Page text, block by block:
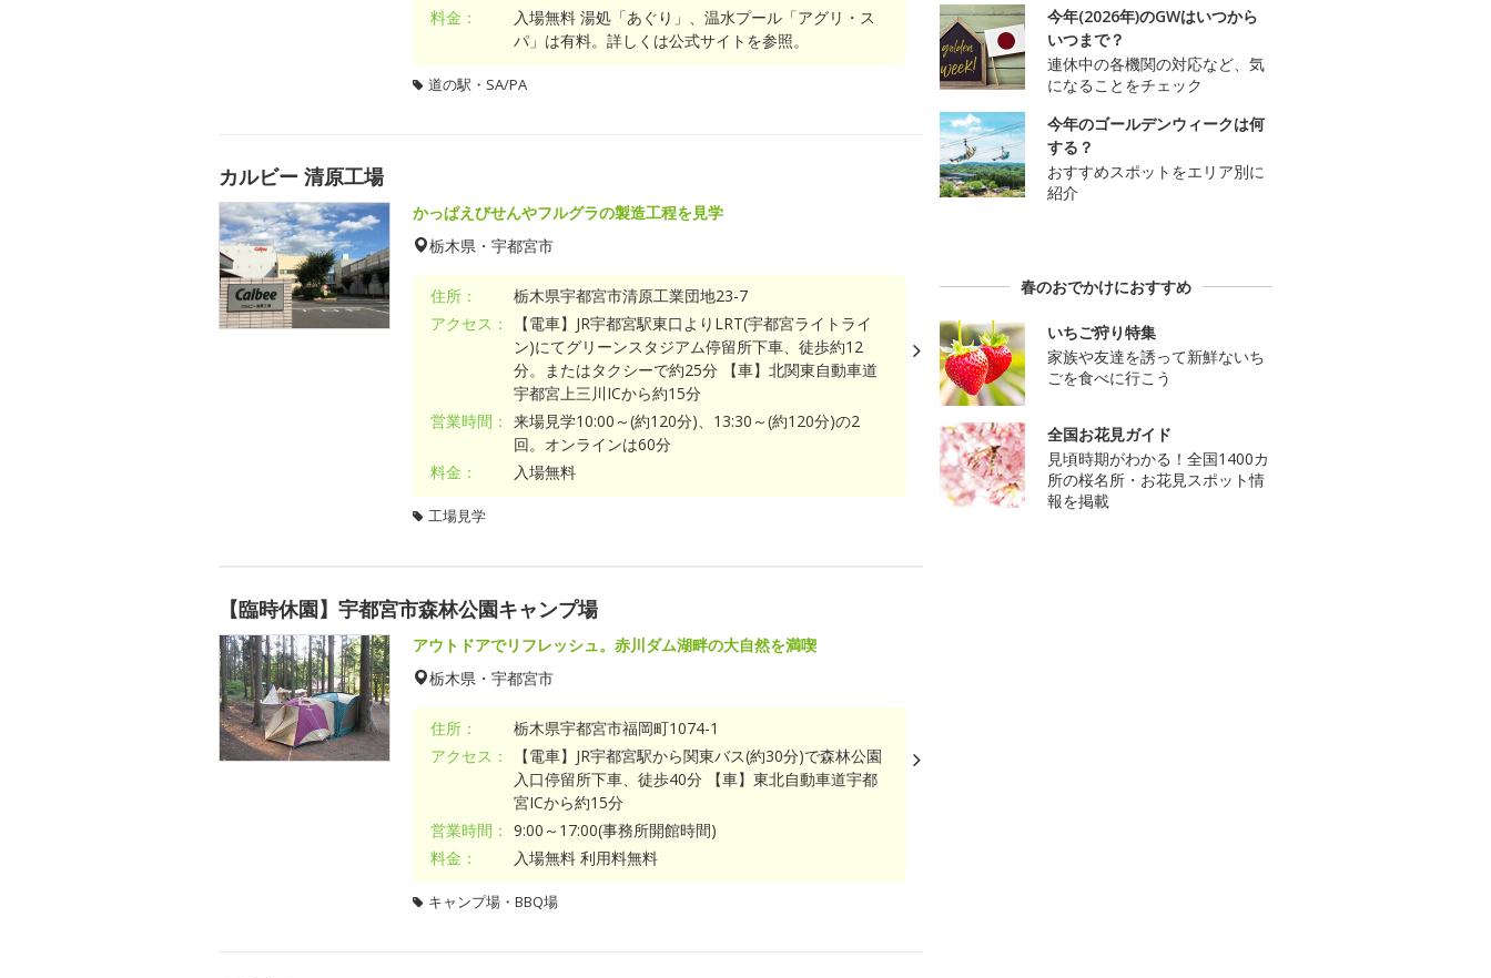
料金：
入場無料 湯処「あぐり」、温水プール「アグリ・ス
パ」は有料。詳しくは公式サイトを参照。
道の駅・SA/PA
カルビー 清原工場
かっぱえびせんやフルグラの製造工程を見学
栃木県・宇都宮市
住所：
栃木県宇都宮市清原工業団地23-7
アクセス：
【電車】JR宇都宮駅東口よりLRT(宇都宮ライトライ
ン)にてグリーンスタジアム停留所下車、徒歩約12
分。またはタクシーで約25分 【車】北関東自動車道
宇都宮上三川ICから約15分
営業時間： 来場見学10:00～(約120分)、13:30～(約120分)の2
回。オンラインは60分
料金：
入場無料
工場見学
【臨時休園】宇都宮市森林公園キャンプ場
アウトドアでリフレッシュ。赤川ダム湖畔の大自然を満喫
栃木県・宇都宮市
住所：
栃木県宇都宮市福岡町1074-1
アクセス：
【電車】JR宇都宮駅から関東バス(約30分)で森林公園
入口停留所下車、徒歩40分 【車】東北自動車道宇都
宮ICから約15分
営業時間： 9:00～17:00(事務所開館時間)
料金：
入場無料 利用料無料
キャンプ場・BBQ場
今年(2026年)のGWはいつから
いつまで？
連休中の各機関の対応など、気
になることをチェック
今年のゴールデンウィークは何
する？
おすすめスポットをエリア別に
紹介
春のおでかけにおすすめ
いちご狩り特集
家族や友達を誘って新鮮ないち
ごを食べに行こう
全国お花見ガイド
見頃時期がわかる！全国1400カ
所の桜名所・お花見スポット情
報を掲載